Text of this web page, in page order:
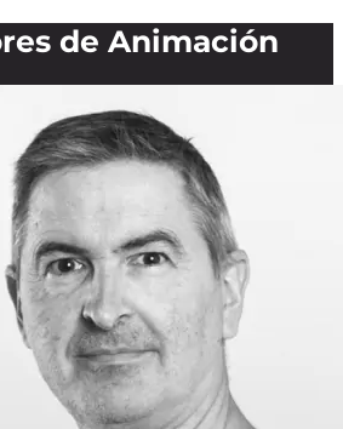
de Animación